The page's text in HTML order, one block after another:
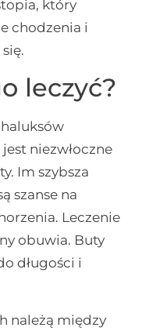
który
chodzenia i
leczyć?
niezwłoczne
Im szybsza
szanse na
Leczenie
obuwia. Buty
długości i
należą między